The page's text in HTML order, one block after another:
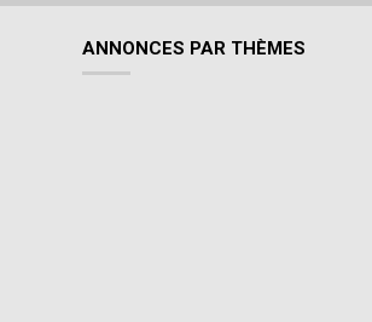
ANNONCES PAR THÈMES